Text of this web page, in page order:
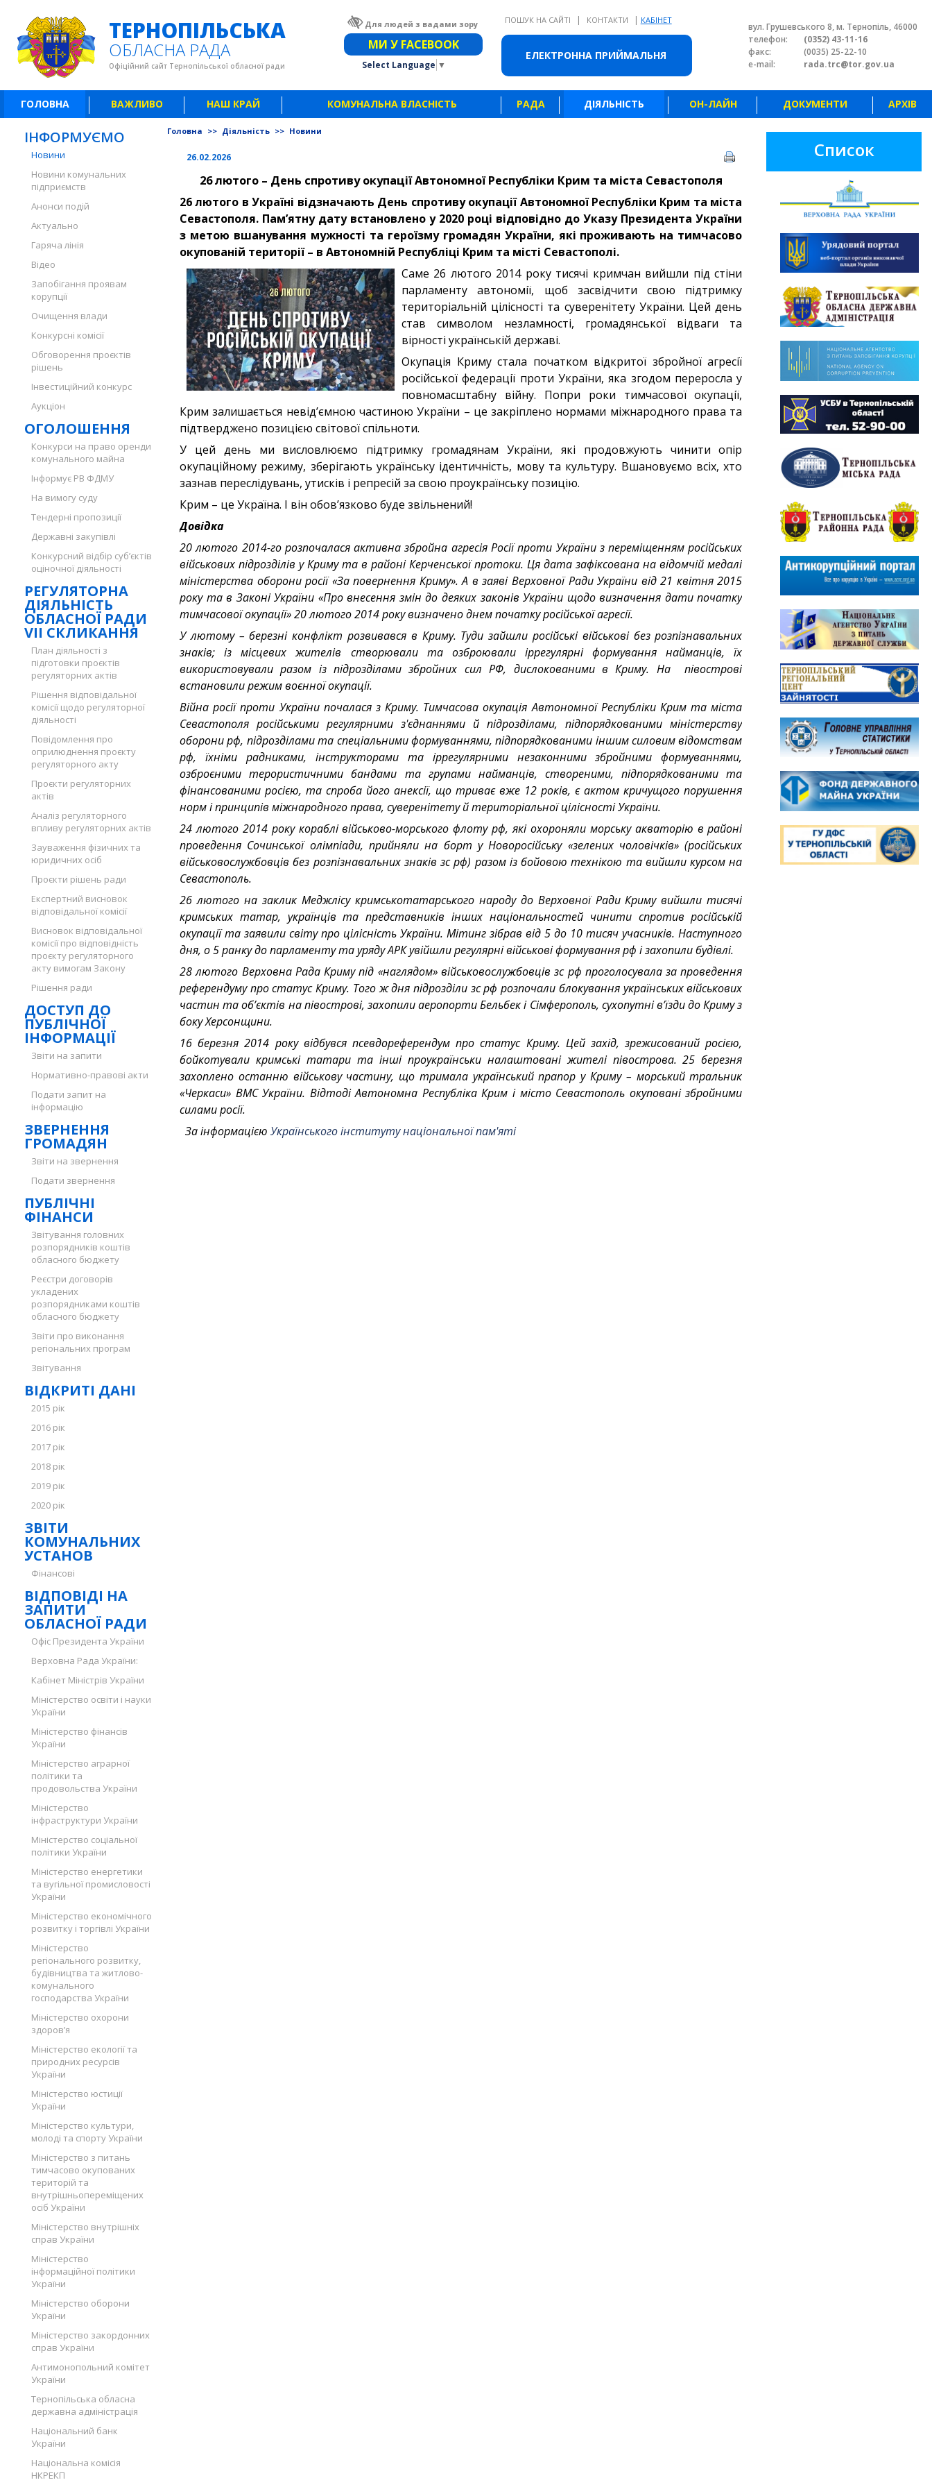
ЕЛЕКТРОННА ПРИЙМАЛЬНЯ
ТЕРНОПІЛЬСЬКА
ОБЛАСНА РАДА
Офіційний сайт Тернопільської обласної ради
Для людей з вадами зору Звичайна версія сайту
МИ У FACEBOOK
Select Language ▼
ПОШУК НА САЙТІ | КОНТАКТИ | КАБІНЕТ
вул. Грушевського 8, м. Тернопіль, 46000
телефон:
(0352) 43-11-16
факс:
(0035) 25-22-10
e-mail:
rada.trc@tor.gov.ua
ГОЛОВНА ВАЖЛИВО НАШ КРАЙ КОМУНАЛЬНА ВЛАСНІСТЬ РАДА ДІЯЛЬНІСТЬ ОН-ЛАЙН ДОКУМЕНТИ АРХІВ
ІНФОРМУЄМО
Новини
Новини комунальних
підприємств
Анонси подій
Актуально
Гаряча лінія
Відео
Запобігання проявам
корупції
Очищення влади
Конкурсні комісії
Обговорення проєктів
рішень
Інвестиційний конкурс
Аукціон
ОГОЛОШЕННЯ
Конкурси на право оренди
комунального майна
Інформує РВ ФДМУ
На вимогу суду
Тендерні пропозиції
Державні закупівлі
Конкурсний відбір суб’єктів
оціночної діяльності
РЕГУЛЯТОРНА
ДІЯЛЬНІСТЬ
ОБЛАСНОЇ РАДИ
VII СКЛИКАННЯ
План діяльності з
підготовки проєктів
регуляторних актів
Рішення відповідальної
комісії щодо регуляторної
діяльності
Повідомлення про
оприлюднення проєкту
регуляторного акту
Проєкти регуляторних
актів
Аналіз регуляторного
впливу регуляторних актів
Зауваження фізичних та
юридичних осіб
Проєкти рішень ради
Експертний висновок
відповідальної комісії
Висновок відповідальної
комісії про відповідність
проєкту регуляторного
акту вимогам Закону
Рішення ради
ДОСТУП ДО
ПУБЛІЧНОЇ
ІНФОРМАЦІЇ
Звіти на запити
Нормативно-правові акти
Подати запит на
інформацію
ЗВЕРНЕННЯ
ГРОМАДЯН
Звіти на звернення
Подати звернення
ПУБЛІЧНІ
ФІНАНСИ
Звітування головних
розпорядників коштів
обласного бюджету
Реєстри договорів
укладених
розпорядниками коштів
обласного бюджету
Звіти про виконання
регіональних програм
Звітування
ВІДКРИТІ ДАНІ
2015 рік
2016 рік
2017 рік
2018 рік
2019 рік
2020 рік
ЗВІТИ
КОМУНАЛЬНИХ
УСТАНОВ
Фінансові
ВІДПОВІДІ НА
ЗАПИТИ
ОБЛАСНОЇ РАДИ
Офіс Президента України
Верховна Рада України:
Кабінет Міністрів України
Міністерство освіти і науки
України
Міністерство фінансів
України
Міністерство аграрної
політики та
продовольства України
Міністерство
інфраструктури України
Міністерство соціальної
політики України
Міністерство енергетики
та вугільної промисловості
України
Міністерство економічного
розвитку і торгівлі України
Міністерство
регіонального розвитку,
будівництва та житлово-
комунального
господарства України
Міністерство охорони
здоров’я
Міністерство екології та
природних ресурсів
України
Міністерство юстиції
України
Міністерство культури,
молоді та спорту України
Міністерство з питань
тимчасово окупованих
територій та
внутрішньопереміщених
осіб України
Міністерство внутрішніх
справ України
Міністерство
інформаційної політики
України
Міністерство оборони
України
Міністерство закордонних
справ України
Антимонопольний комітет
України
Тернопільська обласна
державна адміністрація
Національний банк
України
Національна комісія
НКРЕКП
Головна >> Діяльність >> Новини
26.02.2026
26 лютого – День спротиву окупації Автономної Республіки Крим та міста Севастополя
26 лютого в Україні відзначають День спротиву окупації Автономної Республіки Крим та міста
Севастополя. Пам’ятну дату встановлено у 2020 році відповідно до Указу Президента України
з метою вшанування мужності та героїзму громадян України, які проживають на тимчасово
окупованій території – в Автономній Республіці Крим та місті Севастополі.
Саме 26 лютого 2014 року тисячі кримчан вийшли під стіни
парламенту автономії, щоб засвідчити свою підтримку
територіальній цілісності та суверенітету України. Цей день
став символом незламності, громадянської відваги та
вірності українській державі.
Окупація Криму стала початком відкритої збройної агресії
російської федерації проти України, яка згодом переросла у
повномасштабну війну. Попри роки тимчасової окупації,
Крим залишається невід’ємною частиною України – це закріплено нормами міжнародного права та
підтверджено позицією світової спільноти.
У цей день ми висловлюємо підтримку громадянам України, які продовжують чинити опір
окупаційному режиму, зберігають українську ідентичність, мову та культуру. Вшановуємо всіх, хто
зазнав переслідувань, утисків і репресій за свою проукраїнську позицію.
Крим – це Україна. І він обов’язково буде звільнений!
Довідка
20 лютого 2014-го розпочалася активна збройна агресія Росії проти України з переміщенням російських
військових підрозділів у Криму та в районі Керченської протоки. Ця дата зафіксована на відомчій медалі
міністерства оборони росії «За повернення Криму». А в заяві Верховної Ради України від 21 квітня 2015
року та в Законі України «Про внесення змін до деяких законів України щодо визначення дати початку
тимчасової окупації» 20 лютого 2014 року визначено днем початку російської агресії.
У лютому – березні конфлікт розвивався в Криму. Туди зайшли російські військові без розпізнавальних
знаків; із місцевих жителів створювали та озброювали іррегулярні формування найманців, їх
використовували разом із підрозділами збройних сил РФ, дислокованими в Криму. На півострові
встановили режим воєнної окупації.
Війна росії проти України почалася з Криму. Тимчасова окупація Автономної Республіки Крим та міста
Севастополя російськими регулярними з'єднаннями й підрозділами, підпорядкованими міністерству
оборони рф, підрозділами та спеціальними формуваннями, підпорядкованими іншим силовим відомствам
рф, їхніми радниками, інструкторами та іррегулярними незаконними збройними формуваннями,
озброєними терористичними бандами та групами найманців, створеними, підпорядкованими та
фінансованими росією, та спроба його анексії, що триває вже 12 років, є актом кричущого порушення
норм і принципів міжнародного права, суверенітету й територіальної цілісності України.
24 лютого 2014 року кораблі військово-морського флоту рф, які охороняли морську акваторію в районі
проведення Сочинської олімпіади, прийняли на борт у Новоросійську «зелених чоловічків» (російських
військовослужбовців без розпізнавальних знаків зс рф) разом із бойовою технікою та вийшли курсом на
Севастополь.
26 лютого на заклик Меджлісу кримськотатарського народу до Верховної Ради Криму вийшли тисячі
кримських татар, українців та представників інших національностей чинити спротив російській
окупації та заявили світу про цілісність України. Мітинг зібрав від 5 до 10 тисяч учасників. Наступного
дня, о 5 ранку до парламенту та уряду АРК увійшли регулярні військові формування рф і захопили будівлі.
28 лютого Верховна Рада Криму під «наглядом» військовослужбовців зс рф проголосувала за проведення
референдуму про статус Криму. Того ж дня підрозділи зс рф розпочали блокування українських військових
частин та об’єктів на півострові, захопили аеропорти Бельбек і Сімферополь, сухопутні в’їзди до Криму з
боку Херсонщини.
16 березня 2014 року відбувся псевдореферендум про статус Криму. Цей захід, зрежисований росією,
бойкотували кримські татари та інші проукраїнськи налаштовані жителі півострова. 25 березня
захоплено останню військову частину, що тримала український прапор у Криму – морський тральник
«Черкаси» ВМС України. Відтоді Автономна Республіка Крим і місто Севастополь окуповані збройними
силами росії.
За інформацією Українського інституту національної пам'яті
Список